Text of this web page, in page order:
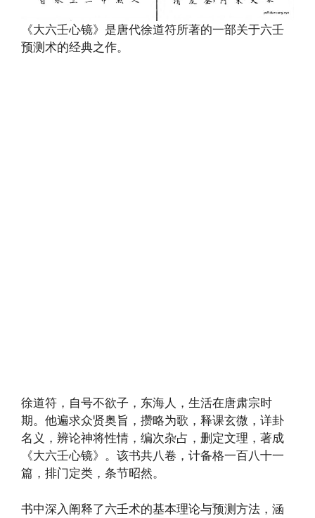
《大六壬心镜》是唐代徐道符所著的一部关于六壬
预测术的经典之作。
徐道符，自号不欲子，东海人，生活在唐肃宗时
期。他遍求众贤奥旨，攒略为歌，释课玄微，详卦
名义，辨论神将性情，编次杂占，删定文理，著成
《大六壬心镜》。该书共八卷，计备格一百八十一
篇，排门定类，条节昭然。
书中深入阐释了六壬术的基本理论与预测方法，涵